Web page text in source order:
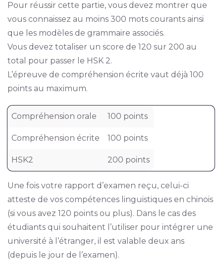
Pour réussir cette partie, vous devez montrer que
vous connaissez au moins 300 mots courants ainsi
que les modèles de grammaire associés.
Vous devez totaliser un score de 120 sur 200 au
total pour passer le HSK 2.
L’épreuve de compréhension écrite vaut déjà 100
points au maximum.
Compréhension orale 100 points
Compréhension écrite 100 points
HSK2 200 points
Une fois votre rapport d’examen reçu, celui-ci
atteste de vos compétences linguistiques en chinois
(si vous avez 120 points ou plus). Dans le cas des
étudiants qui souhaitent l’utiliser pour intégrer une
université à l’étranger, il est valable deux ans
(depuis le jour de l’examen).